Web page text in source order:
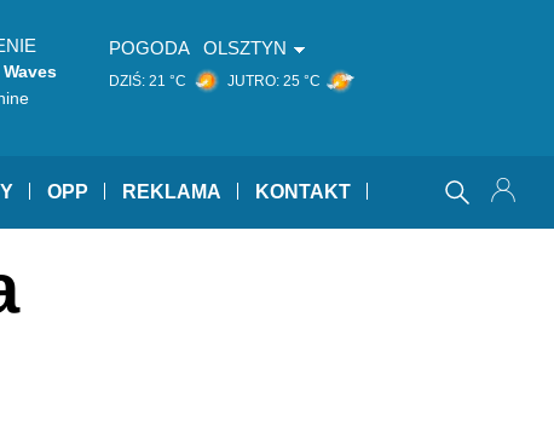
POGODA OLSZTYN
DZIŚ: 21 °C JUTRO: 25 °C
OPP REKLAMA KONTAKT